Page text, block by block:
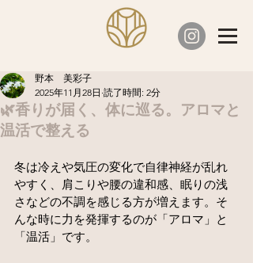
🌿香りが届く、体に巡る。アロマと
温活で整える
野本 美彩子
2025年11月28日 読了時間: 2分
冬は冷えや気圧の変化で自律神経が乱れ
やすく、肩こりや腰の違和感、眠りの浅
さなどの不調を感じる方が増えます。そ
んな時に力を発揮するのが「アロマ」と
「温活」です。